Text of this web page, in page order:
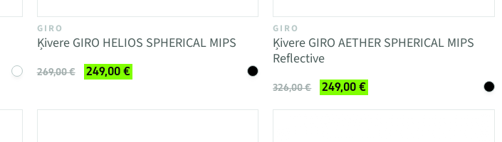
GIRO
Ķivere GIRO HELIOS SPHERICAL MIPS
269,00 € 249,00 €
GIRO
Ķivere GIRO AETHER SPHERICAL MIPS
Reflective
326,00 € 249,00 €